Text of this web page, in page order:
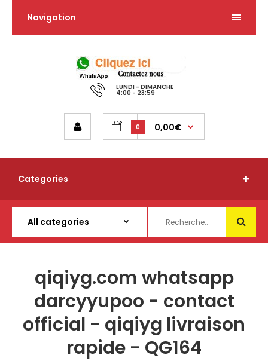
Navigation
LUNDI - DIMANCHE
4:00 - 23:59
0 0,00€
Categories
qiqiyg.com whatsapp
darcyyupoo - contact
official - qiqiyg livraison
rapide - QG164